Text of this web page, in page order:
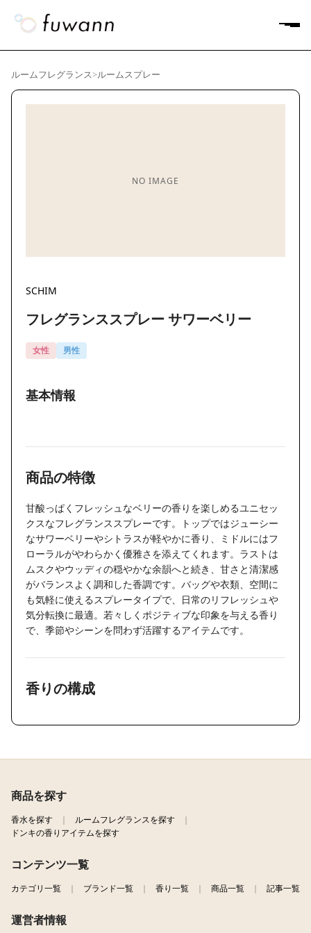
ルームフレグランス>ルームスプレー
NO IMAGE
SCHIM
フレグランススプレー サワーベリー
女性 男性
基本情報
商品の特徴
甘酸っぱくフレッシュなベリーの香りを楽しめるユニセッ
クスなフレグランススプレーです。トップではジューシー
なサワーベリーやシトラスが軽やかに香り、ミドルにはフ
ローラルがやわらかく優雅さを添えてくれます。ラストは
ムスクやウッディの穏やかな余韻へと続き、甘さと清潔感
がバランスよく調和した香調です。バッグや衣類、空間に
も気軽に使えるスプレータイプで、日常のリフレッシュや
気分転換に最適。若々しくポジティブな印象を与える香り
で、季節やシーンを問わず活躍するアイテムです。
香りの構成
商品を探す
香水を探す
ルームフレグランスを探す
ドンキの香りアイテムを探す
コンテンツ一覧
カテゴリ一覧 ブランド一覧 香り一覧 商品一覧 記事一覧
運営者情報